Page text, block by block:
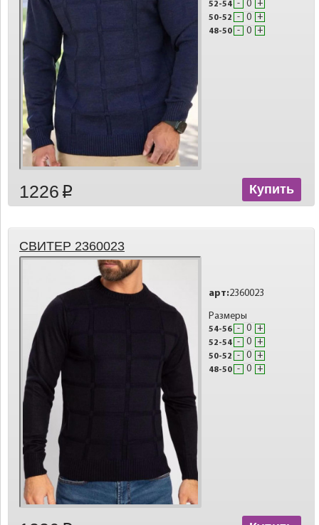
52-54 - +
50-52 - +
48-50 - +
1226 p Купить
СВИТЕР 2360023
арт:2360023
Размеры
54-56 - +
52-54 - +
50-52 - +
48-50 - +